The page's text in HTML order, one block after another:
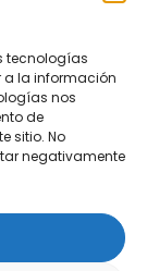
tecnologías
la información
nos
de
sitio. No
negativamente